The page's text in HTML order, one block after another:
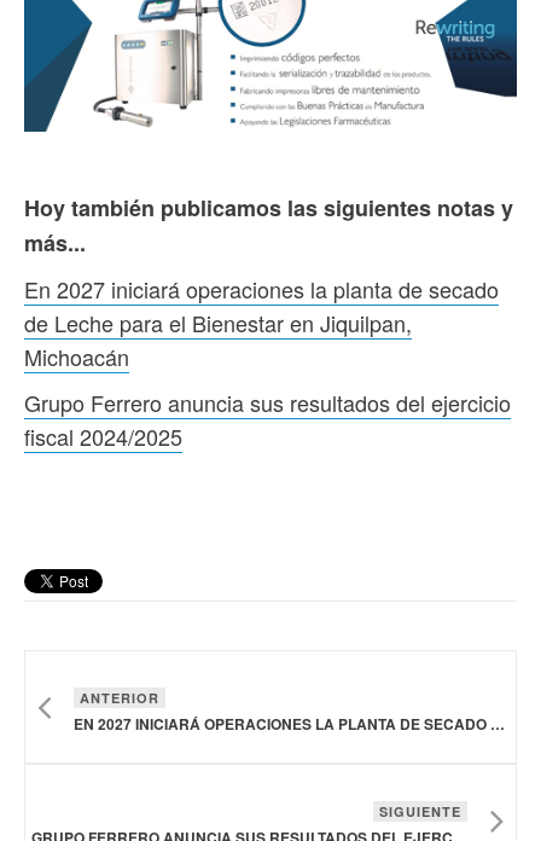
Hoy también publicamos las siguientes notas y
más...
En 2027 iniciará operaciones la planta de secado
de Leche para el Bienestar en Jiquilpan,
Michoacán
Grupo Ferrero anuncia sus resultados del ejercicio
fiscal 2024/2025
ANTERIOR
EN 2027 INICIARÁ OPERACIONES LA PLANTA DE SECADO DE LECHE PARA EL BIENESTAR EN JIQUILPAN, MICHOACÁN
SIGUIENTE